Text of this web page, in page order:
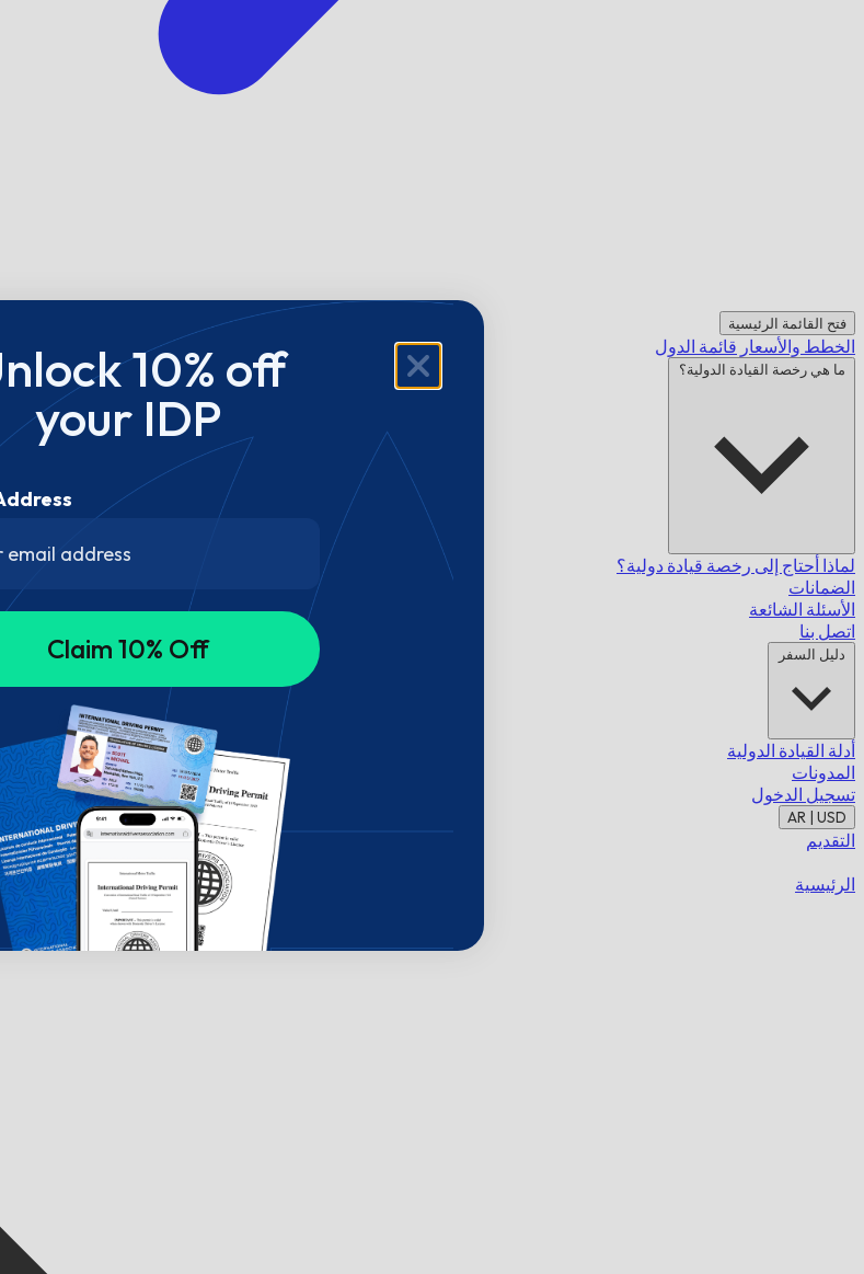
فتح القائمة الرئيسية
الخطط والأسعار قائمة الدول
ما هي رخصة القيادة الدولية؟
لماذا أحتاج إلى رخصة قيادة دولية؟
الضمانات
الأسئلة الشائعة
اتصل بنا
دليل السفر
أدلة القيادة الدولية
المدونات
تسجيل الدخول
AR | USD
التقديم
الرئيسية
10% off
your IDP
Claim 10% Off